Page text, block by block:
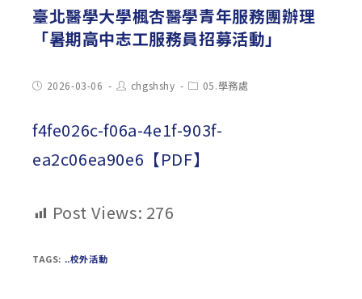
臺北醫學大學楓杏醫學青年服務團辦理
「暑期高中志工服務員招募活動」
Post2026-03-06
Post
author:
chgshshy
Post05.學務處
f4fe026c-f06a-4e1f-903f-
ea2c06ea90e6【PDF】
Post Views: 276
TAGS: ..校外活動